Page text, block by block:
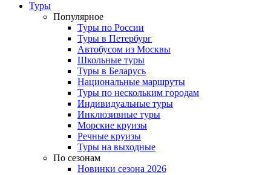
Туры
Популярное
Туры по России
Туры в Петербург
Автобусом из Москвы
Школьные туры
Туры в Беларусь
Национальные маршруты
Туры по нескольким городам
Индивидуальные туры
Инклюзивные туры
Морские круизы
Речные круизы
Туры на выходные
По сезонам
Новинки сезона 2026